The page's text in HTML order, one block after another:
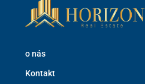
o nás
Kontakt